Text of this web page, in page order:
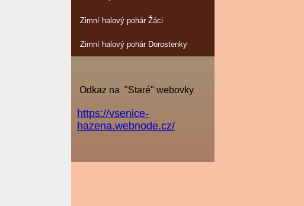
Zimní halový pohár Žáci
Zimní halový pohár Dorostenky
Odkaz na "Staré" webovky
https://vsenice-
hazena.webnode.cz/